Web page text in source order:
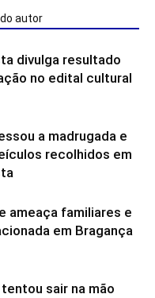
autor
divulga resultado
no edital cultural
a madrugada e
recolhidos em
ameaça familiares e
em Bragança
sair na mão